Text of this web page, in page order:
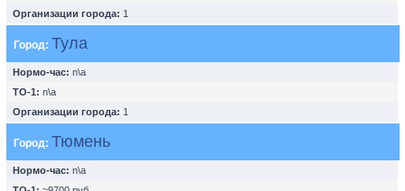
Организации города: 1
Город: Тула
Нормо-час: n\a
ТО-1: n\a
Организации города: 1
Город: Тюмень
Нормо-час: n\a